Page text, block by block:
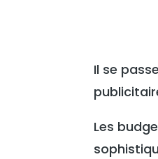
Il se
Les